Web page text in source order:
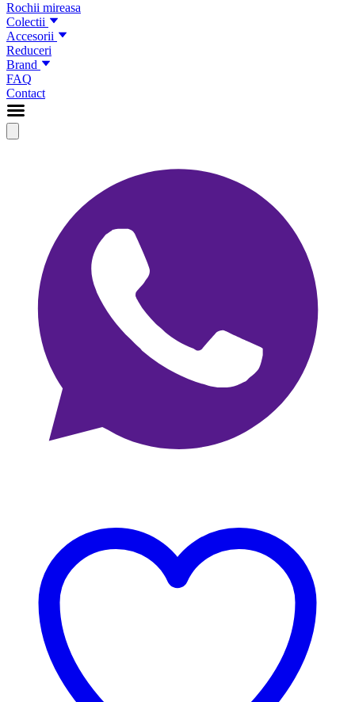
Rochii mireasa
Colectii
Accesorii
Reduceri
Brand
FAQ
Contact